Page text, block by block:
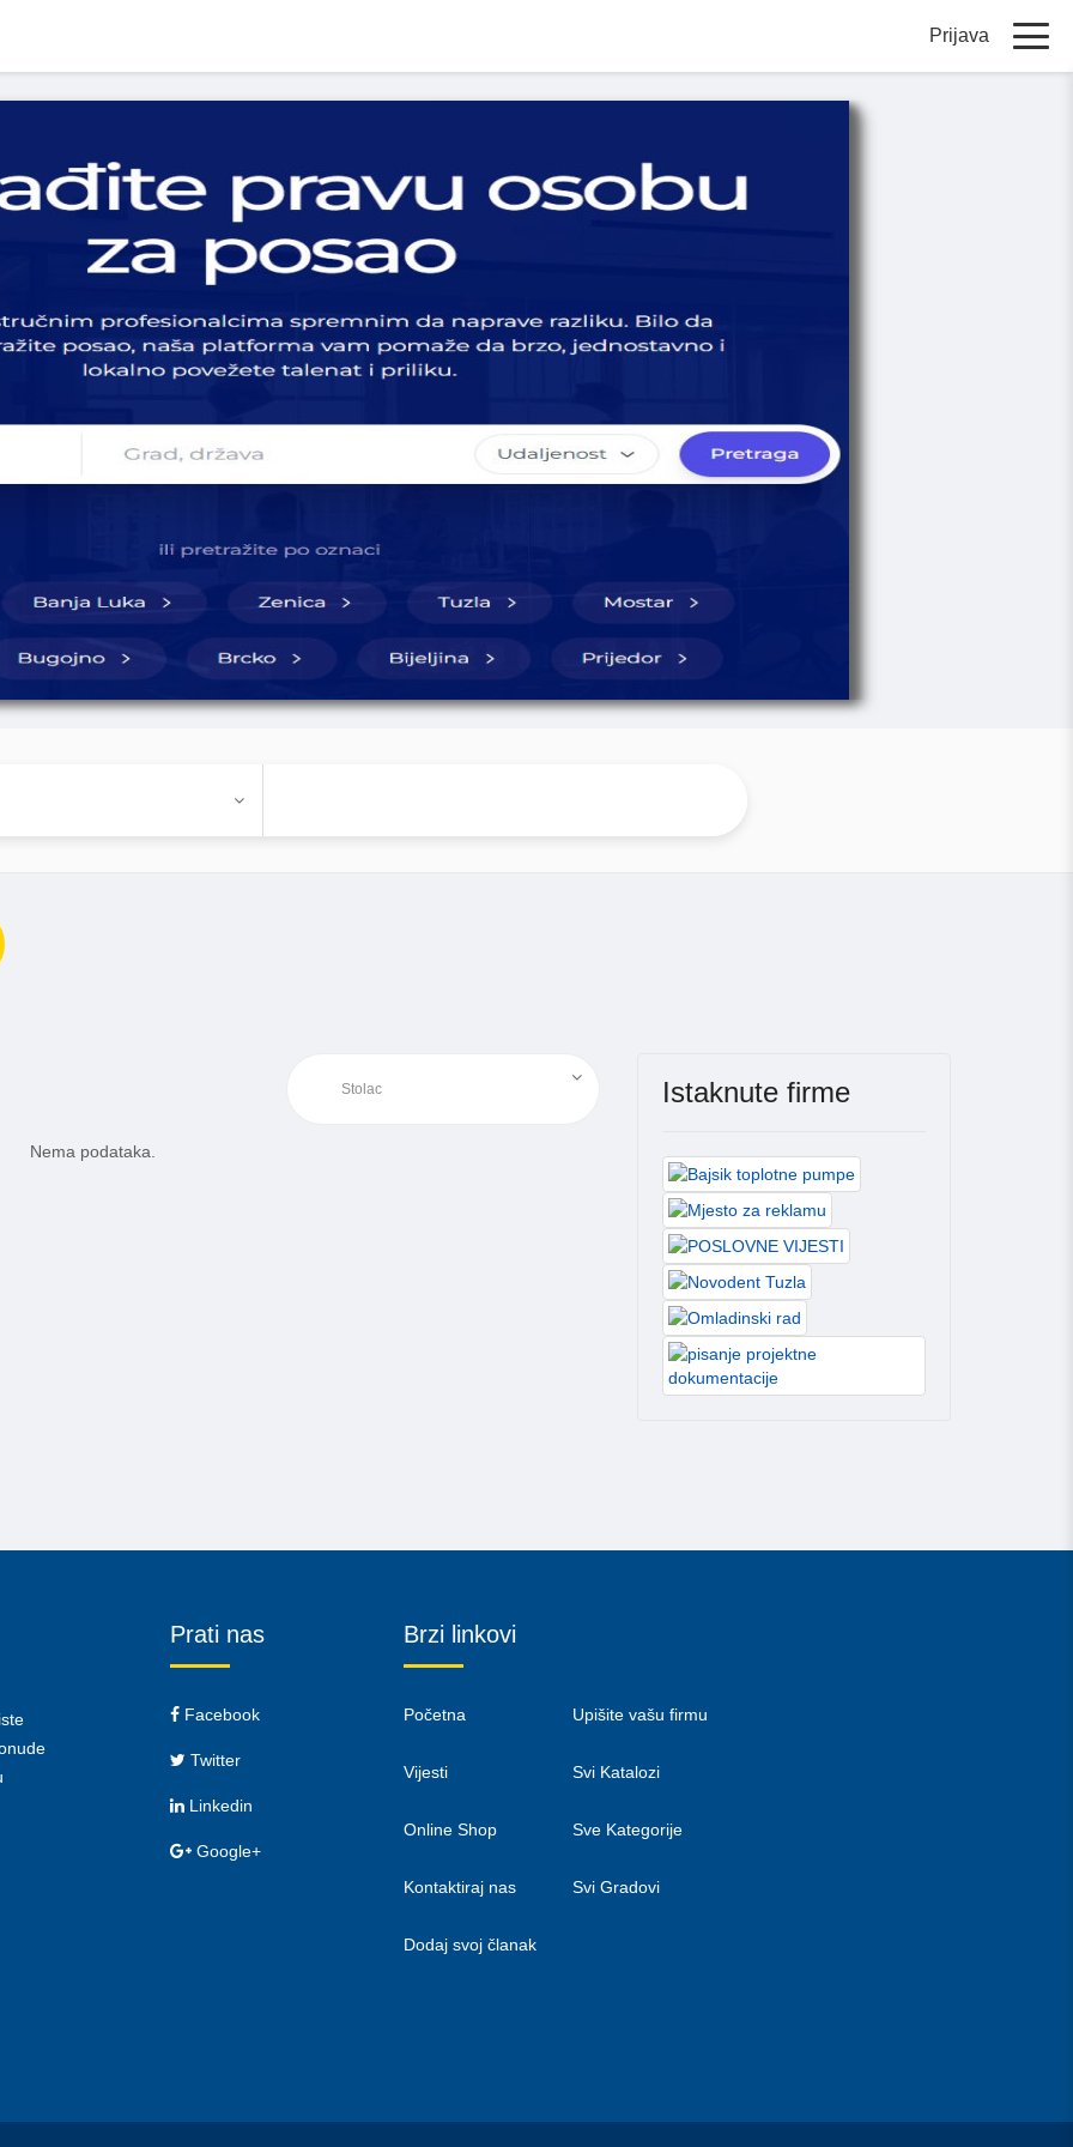
Prijava
Nema podataka.
Istaknute firme
Prati nas
Facebook
Twitter
Linkedin
Google+
Brzi linkovi
Početna
Vijesti
Online Shop
Kontaktiraj nas
Dodaj svoj članak
Upišite vašu firmu
Svi Katalozi
Sve Kategorije
Svi Gradovi